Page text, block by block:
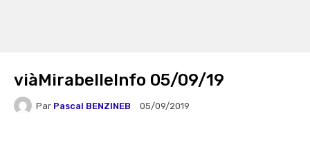
viàMirabelleInfo 05/09/19
Par Pascal BENZINEB 05/09/2019